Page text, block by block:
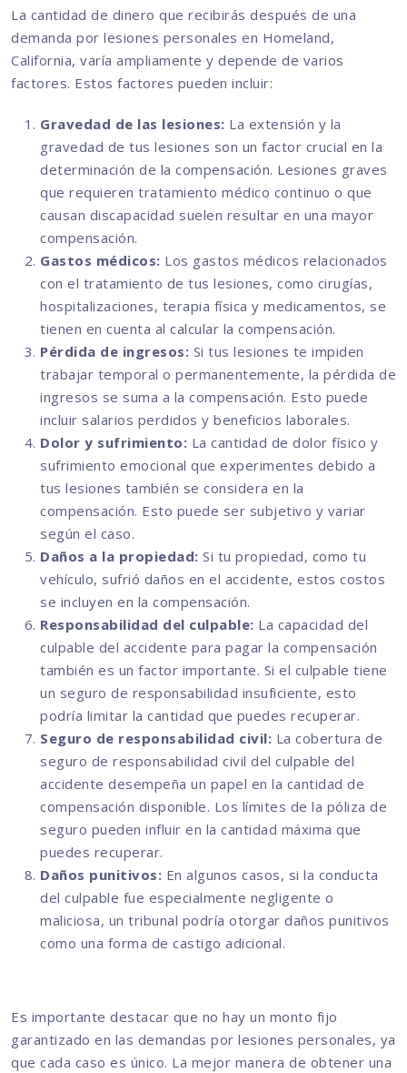
La cantidad de dinero que recibirás después de una
demanda por lesiones personales en Homeland,
California, varía ampliamente y depende de varios
factores. Estos factores pueden incluir:
Gravedad de las lesiones: La extensión y la
gravedad de tus lesiones son un factor crucial en la
determinación de la compensación. Lesiones graves
que requieren tratamiento médico continuo o que
causan discapacidad suelen resultar en una mayor
compensación.
Gastos médicos: Los gastos médicos relacionados
con el tratamiento de tus lesiones, como cirugías,
hospitalizaciones, terapia física y medicamentos, se
tienen en cuenta al calcular la compensación.
Pérdida de ingresos: Si tus lesiones te impiden
trabajar temporal o permanentemente, la pérdida de
ingresos se suma a la compensación. Esto puede
incluir salarios perdidos y beneficios laborales.
Dolor y sufrimiento: La cantidad de dolor físico y
sufrimiento emocional que experimentes debido a
tus lesiones también se considera en la
compensación. Esto puede ser subjetivo y variar
según el caso.
Daños a la propiedad: Si tu propiedad, como tu
vehículo, sufrió daños en el accidente, estos costos
se incluyen en la compensación.
Responsabilidad del culpable: La capacidad del
culpable del accidente para pagar la compensación
también es un factor importante. Si el culpable tiene
un seguro de responsabilidad insuficiente, esto
podría limitar la cantidad que puedes recuperar.
Seguro de responsabilidad civil: La cobertura de
seguro de responsabilidad civil del culpable del
accidente desempeña un papel en la cantidad de
compensación disponible. Los límites de la póliza de
seguro pueden influir en la cantidad máxima que
puedes recuperar.
Daños punitivos: En algunos casos, si la conducta
del culpable fue especialmente negligente o
maliciosa, un tribunal podría otorgar daños punitivos
como una forma de castigo adicional.
Es importante destacar que no hay un monto fijo
garantizado en las demandas por lesiones personales, ya
que cada caso es único. La mejor manera de obtener una